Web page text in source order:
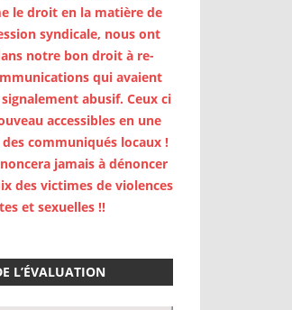
le droit en la matière de
syndicale, nous ont
notre bon droit à re-
qui avaient
abusif. Ceux ci
accessibles en une
communiqués locaux !
jamais à dénoncer
des victimes de violences
et sexuelles !!
L’ÉVALUATION